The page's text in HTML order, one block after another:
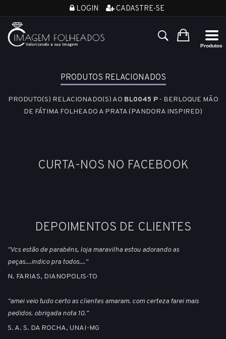
LOGIN CADASTRE-SE
PRODUTOS RELACIONADOS
PRODUTO(S) RELACIONADO(S) AO BL0045 P- BERLOQUE MÃO
DE FÁTIMA FOLHEADO A PRATA (PANDORA INSPIRED)
CURTA-NOS NO FACEBOOK
DEPOIMENTOS DE CLIENTES
"Vcs estão de parabéns, loja maravilha estou adorando as
peças....indico pra todos...."
N. FARIAS, DIANOPOLIS-TO
"amei veio tudo certo as clientes amaram. com certeza farei mais
pedidos. obrigada nota 10."
S. A. S. DA ROCHA, UNAI-MG